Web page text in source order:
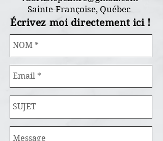
Sainte-Françoise, Québec
Écrivez moi directement ici !